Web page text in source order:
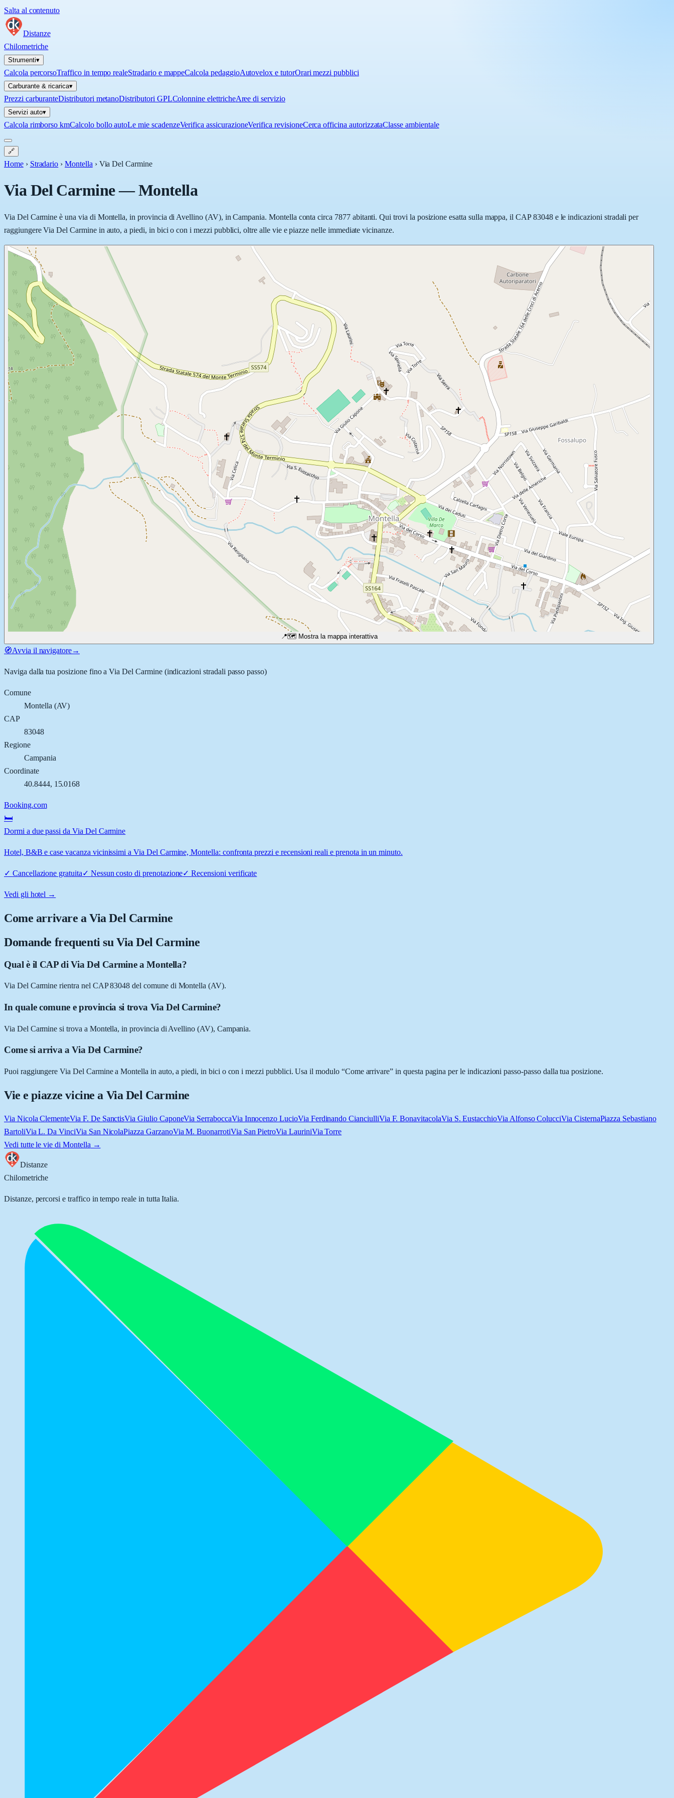
Salta al contenuto
Distanze
Chilometriche
Strumenti▾
Calcola percorsoTraffico in tempo realeStradario e mappeCalcola pedaggioAutovelox e tutorOrari mezzi pubblici
Carburante & ricarica▾
Prezzi carburanteDistributori metanoDistributori GPLColonnine elettricheAree di servizio
Servizi auto▾
Calcola rimborso kmCalcolo bollo autoLe mie scadenzeVerifica assicurazioneVerifica revisioneCerca officina autorizzataClasse ambientale
🔗
Home › Stradario › Montella › Via Del Carmine
Via Del Carmine—Montella
Via Del Carmine è una via di Montella, in provincia di Avellino (AV), in Campania. Montella conta circa 7877 abitanti. Qui trovi la posizione esatta sulla mappa, il CAP 83048 e le indicazioni stradali per
raggiungere Via Del Carmine in auto, a piedi, in bici o con i mezzi pubblici, oltre alle vie e piazze nelle immediate vicinanze.
📍🗺️ Mostra la mappa interattiva
🧭Avvia il navigatore→
Naviga dalla tua posizione fino aVia Del Carmine(indicazioni stradali passo passo)
Comune
Montella (AV)
CAP
83048
Regione
Campania
Coordinate
40.8444, 15.0168
Booking.com
🛏️
Dormi a due passi da Via Del Carmine
Hotel, B&B e case vacanza vicinissimi a Via Del Carmine, Montella: confronta prezzi e recensioni reali e prenota in un minuto.
✓ Cancellazione gratuita✓ Nessun costo di prenotazione✓Recensioni verificate
Vedi gli hotel →
Come arrivare aVia Del Carmine
Domande frequenti su Via Del Carmine
Qual è il CAP di Via Del Carmine a Montella?
Via Del Carmine rientra nel CAP 83048 del comune di Montella (AV).
In quale comune e provincia si trova Via Del Carmine?
Via Del Carmine si trova a Montella, in provincia di Avellino (AV), Campania.
Come si arriva a Via Del Carmine?
Puoi raggiungere Via Del Carmine a Montella in auto, a piedi, in bici o con i mezzi pubblici. Usa il modulo “Come arrivare” in questa pagina per le indicazioni passo-passo dalla tua posizione.
Vie e piazze vicine a Via Del Carmine
Via Nicola ClementeVia F. De SanctisVia Giulio CaponeVia SerraboccaVia Innocenzo LucioVia Ferdinando CianciulliVia F. BonavitacolaVia S. EustacchioVia Alfonso ColucciVia CisternaPiazza Sebastiano
BartoliVia L. Da VinciVia San NicolaPiazza GarzanoVia M. BuonarrotiVia San PietroVia LauriniVia Torre
Vedi tutte le vie di Montella →
Distanze
Chilometriche
Distanze, percorsi e traffico in tempo reale in tutta Italia.